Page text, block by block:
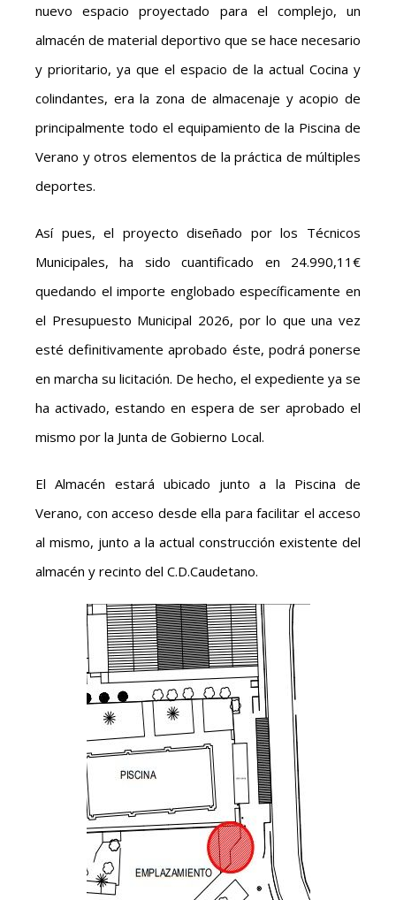
nuevo espacio proyectado para el complejo, un
almacén de material deportivo que se hace necesario
y prioritario, ya que el espacio de la actual Cocina y
colindantes, era la zona de almacenaje y acopio de
principalmente todo el equipamiento de la Piscina de
Verano y otros elementos de la práctica de múltiples
deportes.
Así pues, el proyecto diseñado por los Técnicos
Municipales, ha sido cuantificado en 24.990,11€
quedando el importe englobado específicamente en
el Presupuesto Municipal 2026, por lo que una vez
esté definitivamente aprobado éste, podrá ponerse
en marcha su licitación. De hecho, el expediente ya se
ha activado, estando en espera de ser aprobado el
mismo por la Junta de Gobierno Local.
El Almacén estará ubicado junto a la Piscina de
Verano, con acceso desde ella para facilitar el acceso
al mismo, junto a la actual construcción existente del
almacén y recinto del C.D.Caudetano.